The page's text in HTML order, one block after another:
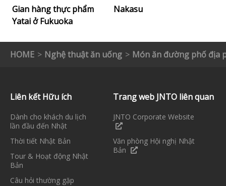
Gian hàng thực phẩm
Yatai ở Fukuoka
Nakasu
HOME Nghệ thuật ăn uống Món ăn đường phố địa
Liên kết Hữu ích
Dành cho khách du lịch
lần đầu đến Nhật
Thời tiết Nhật Bản
Tour & Hoạt động Nhật
Bản
Câu hỏi thường gặp
Trang web JNTO liên quan
JNTO Corporate Website
Văn phòng Hội nghị Nhật
Bản